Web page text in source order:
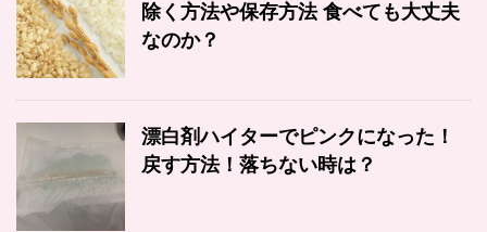
除く方法や保存方法 食べても大丈夫
なのか？
漂白剤ハイターでピンクになった！
戻す方法！落ちない時は？